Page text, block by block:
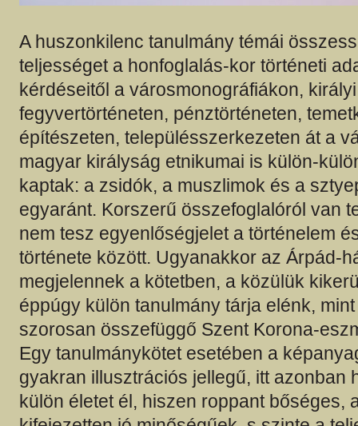
A huszonkilenc tanulmány témái
teljességet a honfoglalás-kor történeti
kérdéseitől a városmonográfiákon,
fegyvertörténeten, pénztörténeten,
építészeten, településszerkezeten át a
magyar királyság etnikumai is külön-
kaptak: a zsidók, a muszlimok és a
egyaránt. Korszerű összefoglalóról van
nem tesz egyenlőségjelet a történelem
története között. Ugyanakkor az Árpád-
megjelennek a kötetben, a közülük
éppúgy külön tanulmány tárja elénk,
szorosan összefüggő Szent Korona-
Egy tanulmánykötet esetében a
gyakran illusztrációs jellegű, itt azonban
külön életet él, hiszen roppant bőséges,